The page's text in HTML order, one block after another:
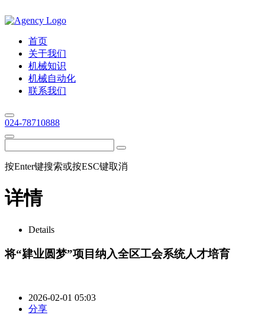
首页
关于我们
机械知识
机械自动化
联系我们
024-78710888
按Enter键搜索或按ESC键取消
详情
Details
将“肄业圆梦”项目纳入全区工会系统人才培育
2026-02-01 05:03
分享